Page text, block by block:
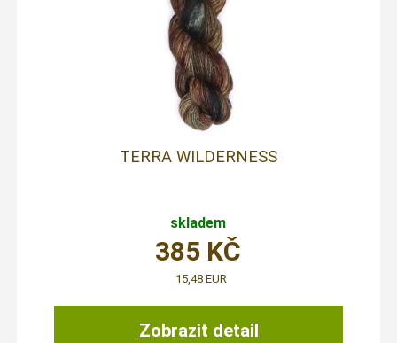
TERRA WILDERNESS
skladem
Zobrazit detail
385 KČ
15,48 EUR